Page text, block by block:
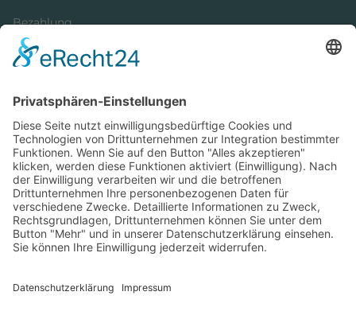
Bezahlung
Newsletter
Versandinformationen
Verfügbarkeit/Verträglichkeit
Rechtliches
Widerrufsrecht und Widerrufsformular
Impressum
Datenschutzerklärung
Cookie-Einstellungen